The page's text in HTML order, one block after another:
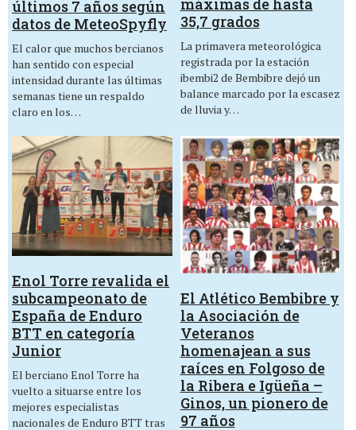
últimos 7 años según
datos de MeteoSpyfly
El calor que muchos bercianos
han sentido con especial
intensidad durante las últimas
semanas tiene un respaldo
claro en los…
máximas de hasta
35,7 grados
La primavera meteorológica
registrada por la estación
ibembi2 de Bembibre dejó un
balance marcado por la escasez
de lluvia y…
Enol Torre revalida el
subcampeonato de
España de Enduro
BTT en categoría
Junior
El berciano Enol Torre ha
vuelto a situarse entre los
mejores especialistas
nacionales de Enduro BTT tras
El Atlético Bembibre y
la Asociación de
Veteranos
homenajean a sus
raíces en Folgoso de
la Ribera e Igüeña –
Ginos, un pionero de
97 años